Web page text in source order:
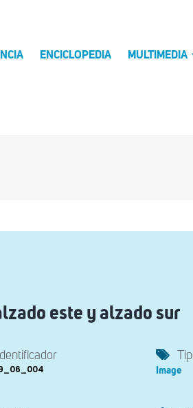
ENCICLOPEDIA MULTIMEDIA
este y alzado sur
Identificador
Image